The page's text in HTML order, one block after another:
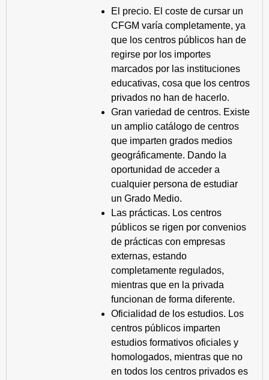
El precio. El coste de cursar un
CFGM varía completamente, ya
que los centros públicos han de
regirse por los importes
marcados por las instituciones
educativas, cosa que los centros
privados no han de hacerlo.
Gran variedad de centros. Existe
un amplio catálogo de centros
que imparten grados medios
geográficamente. Dando la
oportunidad de acceder a
cualquier persona de estudiar
un Grado Medio.
Las prácticas. Los centros
públicos se rigen por convenios
de prácticas con empresas
externas, estando
completamente regulados,
mientras que en la privada
funcionan de forma diferente.
Oficialidad de los estudios. Los
centros públicos imparten
estudios formativos oficiales y
homologados, mientras que no
en todos los centros privados es